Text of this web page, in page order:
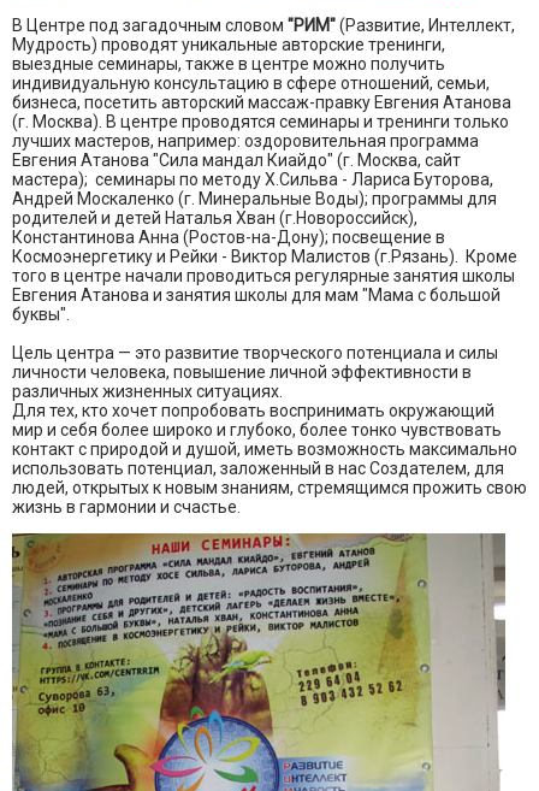
В Центре под загадочным словом "РИМ"(Развитие, Интеллект,
Мудрость) проводят уникальные авторские тренинги,
выездные семинары, также в центре можно получить
индивидуальную консультацию в сфере отношений, семьи,
бизнеса, посетить авторский массаж-правку Евгения Атанова
(г. Москва). В центре проводятся семинары и тренинги только
лучших мастеров, например: оздоровительная программа
Евгения Атанова "Сила мандал Киайдо" (г. Москва, сайт
мастера); семинары по методу Х.Сильва - Лариса Буторова,
Андрей Москаленко (г. Минеральные Воды); программы для
родителей и детей Наталья Хван (г.Новороссийск),
Константинова Анна (Ростов-на-Дону); посвещение в
Космоэнергетику и Рейки - Виктор Малистов (г.Рязань). Кроме
того в центре начали проводиться регулярные занятия школы
Евгения Атанова и занятия школы для мам "Мама с большой
буквы".
Цель центра — это развитие творческого потенциала и силы
личности человека, повышение личной эффективности в
различных жизненных ситуациях.
Для тех, кто хочет попробовать воспринимать окружающий
мир и себя более широко и глубоко, более тонко чувствовать
контакт с природой и душой, иметь возможность максимально
использовать потенциал, заложенный в нас Создателем, для
людей, открытых к новым знаниям, стремящимся прожить свою
жизнь в гармонии и счастье.